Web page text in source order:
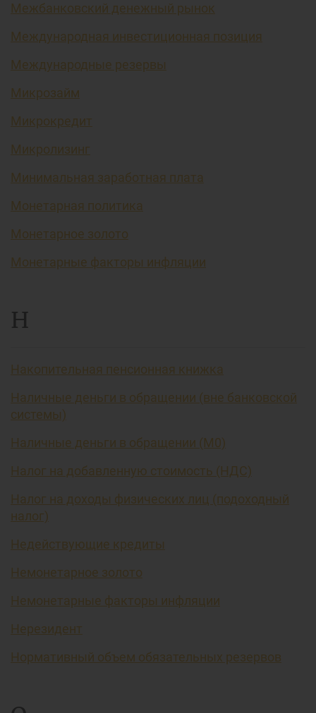
Межбанковский денежный рынок
Международная инвестиционная позиция
Международные резервы
Микрозайм
Микрокредит
Микролизинг
Минимальная заработная плата
Монетарная политика
Монетарное золото
Монетарные факторы инфляции
Н
Накопительная пенсионная книжка
Наличные деньги в обращении (вне банковской
системы)
Наличные деньги в обращении (М0)
Налог на добавленную стоимость (НДС)
Налог на доходы физических лиц (подоходный
налог)
Недействующие кредиты
Немонетарное золото
Немонетарные факторы инфляции
Нерезидент
Нормативный объем обязательных резервов